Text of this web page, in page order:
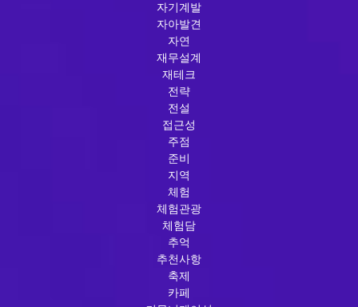
자기계발
자아발견
자연
재무설계
재테크
전략
전설
접근성
주점
준비
지역
체험
체험관광
체험담
추억
추천사항
축제
카페